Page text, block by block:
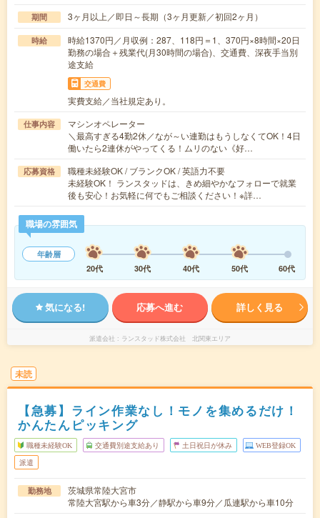
期間 3ヶ月以上／即日～長期（3ヶ月更新／初回2ヶ月）
時給
時給1370円／月収例：287、118円＝1、370円×8時間×20日
勤務の場合＋残業代(月30時間の場合)、交通費、深夜手当別
途支給
交通費
実費支給／当社規定あり。
仕事内容
マシンオペレーター
＼最高すぎる4勤2休／なが～い連勤はもうしなくてOK！4日
働いたら2連休がやってくる！ムリのない《好…
応募資格
職種未経験OK / ブランクOK / 英語力不要
未経験OK！ ランスタッドは、きめ細やかなフォローで就業
後も安心！お気軽に何でもご相談ください！※詳…
職場の雰囲気
年齢層
20代
30代 40代 50代 60代
気になる! 応募へ進む 詳しく見る
派遣会社 ランスタッド株式会社 北関東エリア
未読
【急募】ライン作業なし！モノを集めるだけ！
かんたんピッキング
職種未経験OK 交通費別途支給あり 土日祝日が休み WEB登録OK
派遣
勤務地
茨城県常陸大宮市
常陸大宮駅から車3分／静駅から車9分／瓜連駅から車10分